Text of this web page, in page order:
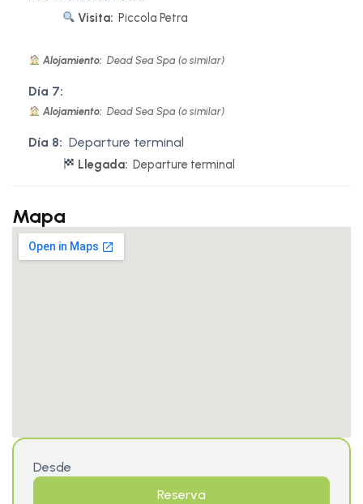
Visita: Piccola Petra
Alojamiento: Dead Sea Spa (o similar)
Día 7:
Alojamiento: Dead Sea Spa (o similar)
Día 8: Departure terminal
Llegada: Departure terminal
Mapa
Desde
Reserva